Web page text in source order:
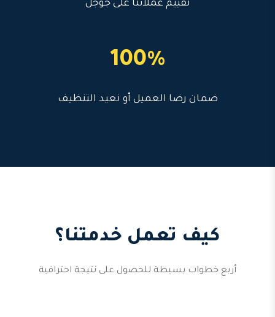
تقييم عملائنا على جوجل
100%
ضمان رضا العميل أو نعيد التنظيف
كيف تعمل خدمتنا؟
أربع خطوات بسيطة للحصول على نتيجة احترافية